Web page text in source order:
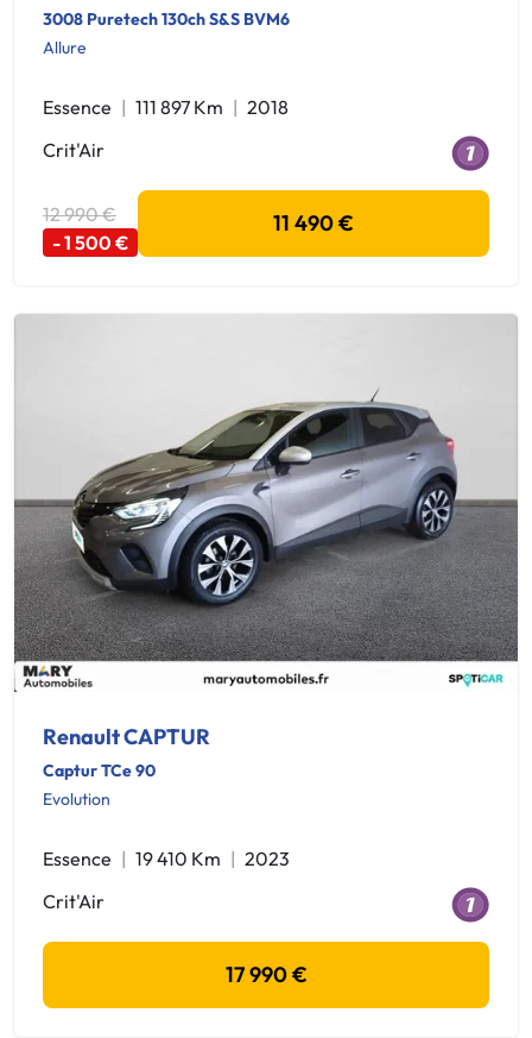
3008 Puretech 130ch S&S BVM6
Allure
Essence 111 897 Km
2018
Crit'Air
12 990 €
- 1 500 €
11 490 €
Renault CAPTUR
Captur TCe 90
Evolution
Essence 19 410 Km
2023
Crit'Air
17 990 €